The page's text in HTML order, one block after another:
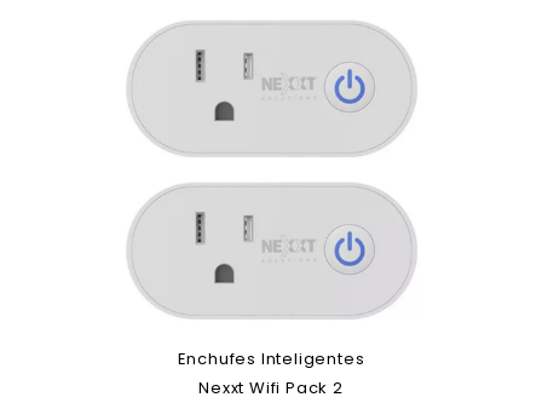
Enchufes Inteligentes
Nexxt Wifi Pack 2